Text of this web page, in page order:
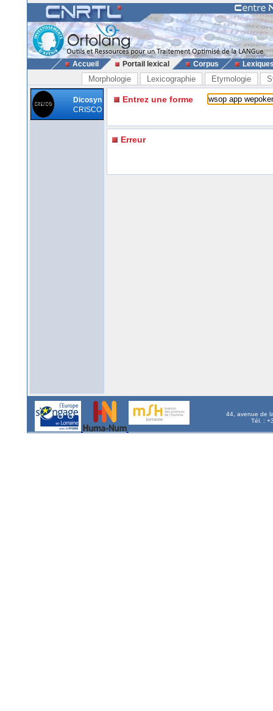
Accueil Portail lexical Corpus
Morphologie Lexicographie Etymologie
Dicosyn
CRISCO
Entrez une forme
Erreur
44, avenue de
Tél. :